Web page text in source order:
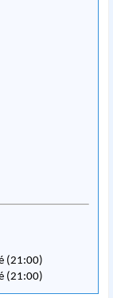
(21:00)
(21:00)